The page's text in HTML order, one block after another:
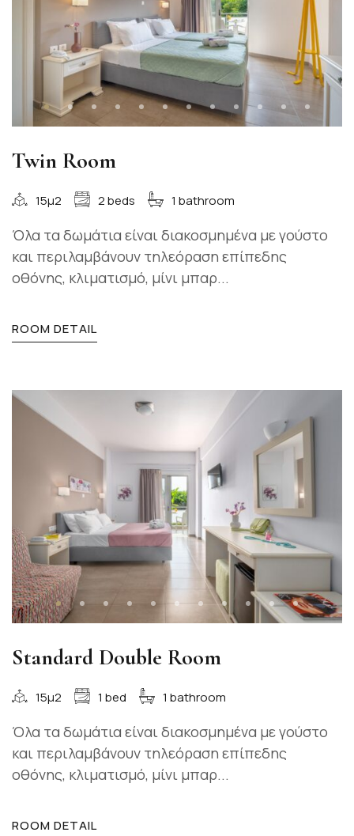
Twin Room
15μ2 2 beds 1 bathroom
Όλα τα δωμάτια είναι διακοσμημένα με γούστο
και περιλαμβάνουν τηλεόραση επίπεδης
οθόνης, κλιματισμό, μίνι μπαρ...
ROOM DETAIL
Standard Double Room
15μ2 1 bed 1 bathroom
Όλα τα δωμάτια είναι διακοσμημένα με γούστο
και περιλαμβάνουν τηλεόραση επίπεδης
οθόνης, κλιματισμό, μίνι μπαρ...
ROOM DETAIL